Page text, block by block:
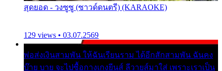
สุดยอด - วงซูซู (ซาวด์ดนตรี) (KARAOKE)
129 views • 03.07.2569
พ่อส่งเงินสามพัน ให้ฉันเรียนราม ได้อีกสักสามพัน ฉันคง
บ๊าย บาย จะไปซื้อกางเกงยีนส์ ลีวายส์มาใส่ เพราะเราเป็น